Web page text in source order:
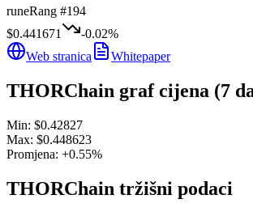
runeRang #194
$0.441671
-0.02%
Web stranica
Whitepaper
THORChain graf cijena (7
Min: $0.42827
Max: $0.448623
Promjena: +0.55%
THORChain tržišni podaci